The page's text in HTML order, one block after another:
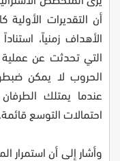
أن التقديرات
الأهداف زمنياً،
التي تحدثت عن
الحروب لا يمكن
عندما يمتلك
احتمالات التوسع قائمة.
وأشار إلى أن استمرار